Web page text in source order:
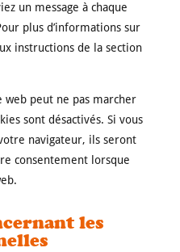
un message à chaque
plus d’informations sur
instructions de la section
peut ne pas marcher
sont désactivés. Si vous
navigateur, ils seront
consentement lorsque
les